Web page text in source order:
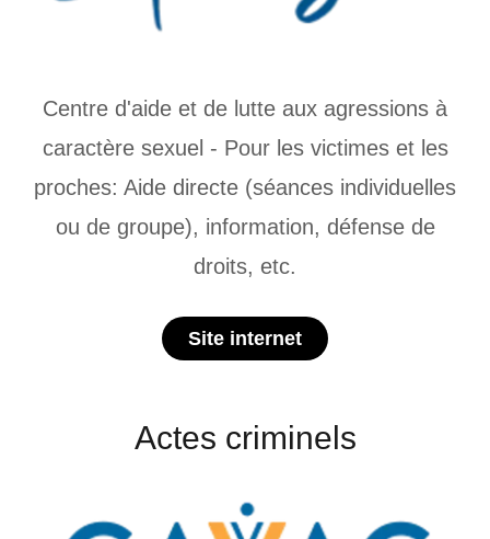
Centre d'aide et de lutte aux agressions à
caractère sexuel - Pour les victimes et les
proches: Aide directe (séances individuelles
ou de groupe), information, défense de
droits, etc.
Site internet
Actes criminels